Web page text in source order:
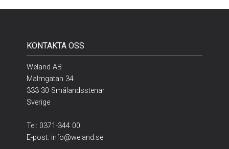
KONTAKTA OSS
Weland AB
Malmgatan 34
333 30 Smålandsstenar
Sverige
Tel: 0371-344 00
E-post: info@weland.se